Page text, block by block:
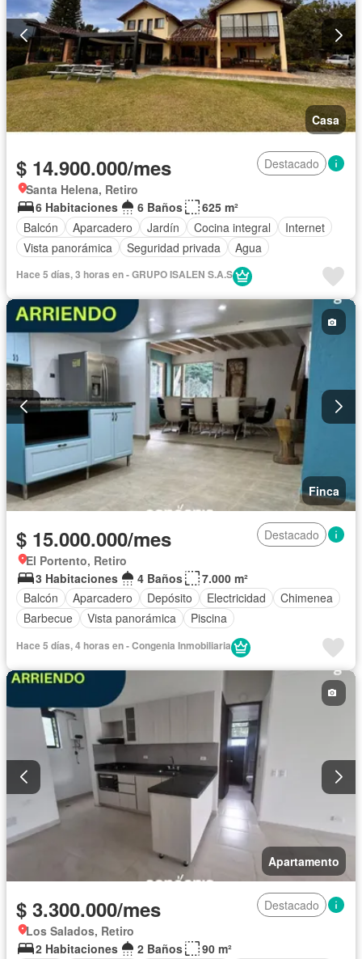
Casa
$ 14.900.000/mes
Destacado
Santa Helena, Retiro
6 Habitaciones
6 Baños
625 m²
Balcón
Aparcadero Jardín Cocina integral
Internet
Vista panorámica
Seguridad privada Agua
Hace 5 días, 3 horas en - GRUPO ISALEN S.A.S
Finca
$ 15.000.000/mes
Destacado
El Portento, Retiro
3 Habitaciones
4 Baños
7.000 m²
Balcón
Aparcadero Depósito Electricidad
Chimenea
Barbecue
Vista panorámica Piscina
Hace 5 días, 4 horas en - Congenia Inmobiliaria
Apartamento
$ 3.300.000/mes
Destacado
Los Salados, Retiro
2 Habitaciones
2 Baños
90 m²